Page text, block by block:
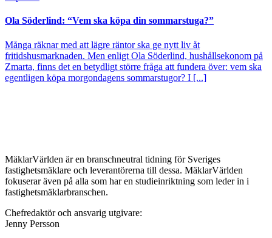
Ola Söderlind: “Vem ska köpa din sommarstuga?”
Många räknar med att lägre räntor ska ge nytt liv åt
fritidshusmarknaden. Men enligt Ola Söderlind, hushållsekonom på
Zmarta, finns det en betydligt större fråga att fundera över: vem ska
egentligen köpa morgondagens sommarstugor? I [...]
MäklarVärlden är en branschneutral tidning för Sveriges
fastighetsmäklare och leverantörerna till dessa. MäklarVärlden
fokuserar även på alla som har en studieinriktning som leder in i
fastighetsmäklarbranschen.
Chefredaktör och ansvarig utgivare:
Jenny Persson